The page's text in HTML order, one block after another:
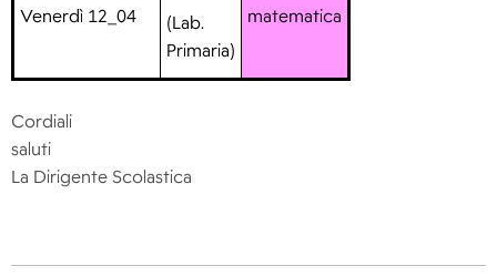
Venerdì 12_04
(Lab.
Primaria)
matematica
Cordiali
La Dirigente Scolastica